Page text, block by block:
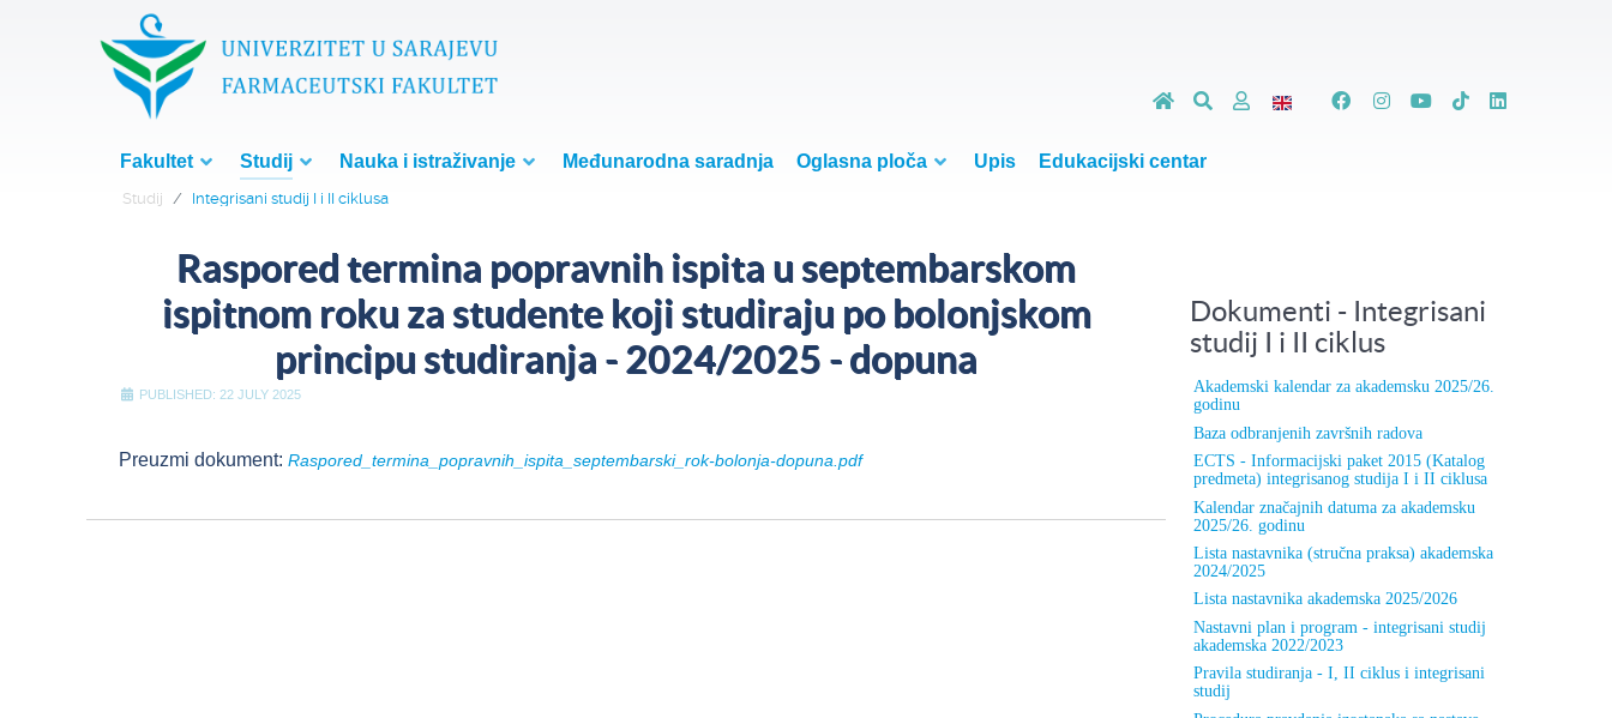
Fakultet Studij Nauka i istraživanje Međunarodna saradnja Oglasna ploča Upis Edukacijski centar
Studij Integrisani studij I i II ciklusa
Raspored termina popravnih ispita u septembarskom
ispitnom roku za studente koji studiraju po bolonjskom
principu studiranja - 2024/2025 - dopuna
PUBLISHED: 22 JULY 2025
Preuzmi dokument: Raspored_termina_popravnih_ispita_septembarski_rok-bolonja-dopuna.pdf
Dokumenti - Integrisani
studij I i II ciklus
Akademski kalendar za akademsku 2025/26.
godinu
Baza odbranjenih završnih radova
ECTS - Informacijski paket 2015 (Katalog
predmeta) integrisanog studija I i II ciklusa
Kalendar značajnih datuma za akademsku
2025/26. godinu
Lista nastavnika (stručna praksa) akademska
2024/2025
Lista nastavnika akademska 2025/2026
Nastavni plan i program - integrisani studij
akademska 2022/2023
Pravila studiranja - I, II ciklus i integrisani
studij